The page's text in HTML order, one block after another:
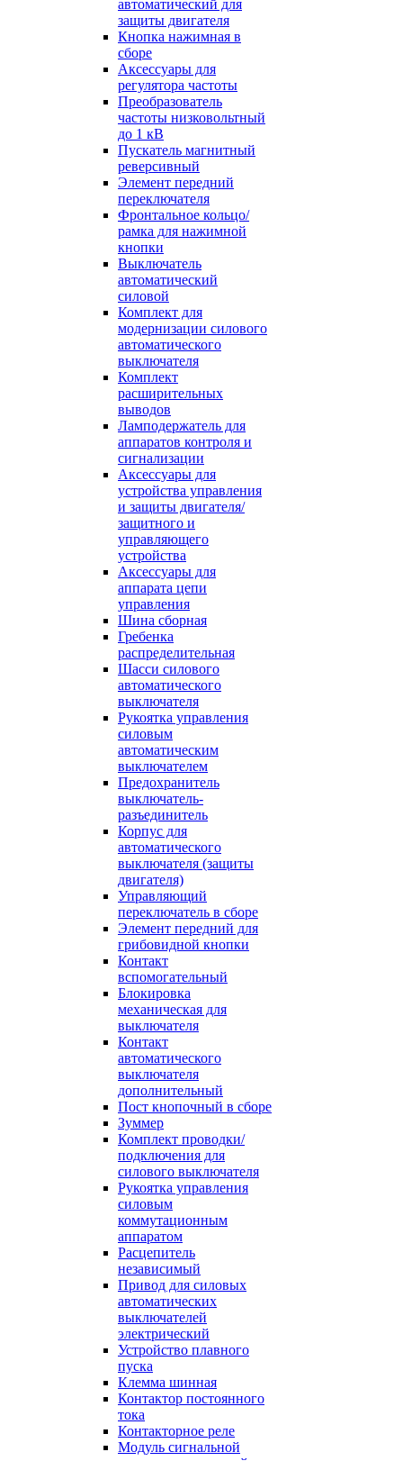
автоматический для
защиты двигателя
Кнопка нажимная в
сборе
Аксессуары для
регулятора частоты
Преобразователь
частоты низковольтный
до 1 кВ
Пускатель магнитный
реверсивный
Элемент передний
переключателя
Фронтальное кольцо/
рамка для нажимной
кнопки
Выключатель
автоматический
силовой
Комплект для
модернизации силового
автоматического
выключателя
Комплект
расширительных
выводов
Ламподержатель для
аппаратов контроля и
сигнализации
Аксессуары для
устройства управления
и защиты двигателя/
защитного и
управляющего
устройства
Аксессуары для
аппарата цепи
управления
Шина сборная
Гребенка
распределительная
Шасси силового
автоматического
выключателя
Рукоятка управления
силовым
автоматическим
выключателем
Предохранитель
выключатель-
разъединитель
Корпус для
автоматического
выключателя (защиты
двигателя)
Управляющий
переключатель в сборе
Элемент передний для
грибовидной кнопки
Контакт
вспомогательный
Блокировка
механическая для
выключателя
Контакт
автоматического
выключателя
дополнительный
Пост кнопочный в сборе
Зуммер
Комплект проводки/
подключения для
силового выключателя
Рукоятка управления
силовым
коммутационным
аппаратом
Расцепитель
независимый
Привод для силовых
автоматических
выключателей
электрический
Устройство плавного
пуска
Клемма шинная
Контактор постоянного
тока
Контакторное реле
Модуль сигнальной